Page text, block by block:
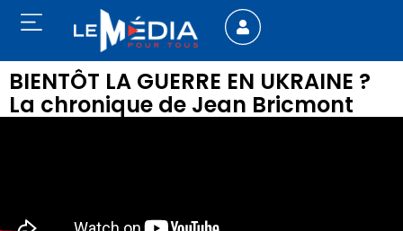
BIENTÔT LA GUERRE EN UKRAINE ?
La chronique de Jean Bricmont